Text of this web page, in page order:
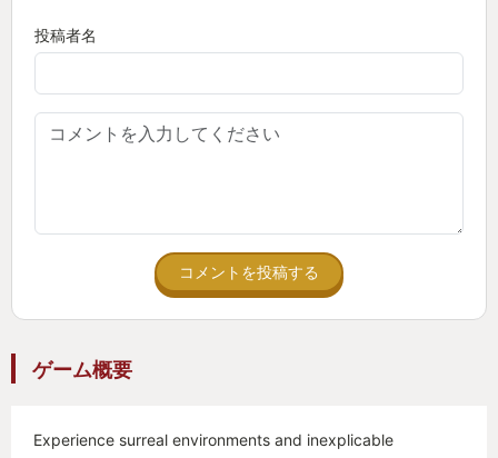
進むと
どうやら主人公のENAは、
まずENAはボスを見つけるために【ジーニー】とい
う人物を探しに【バスルーム】へ…
オイちょっと待てなんだボスだのジーニーだのバス
ルームだの
きっと英語のところでなにか聞き逃してしまったの
後で翻訳するために録画をしていた私は録画データ
投稿者名
コメントを投稿する
ゲーム概要
Experience surreal environments and inexplicable